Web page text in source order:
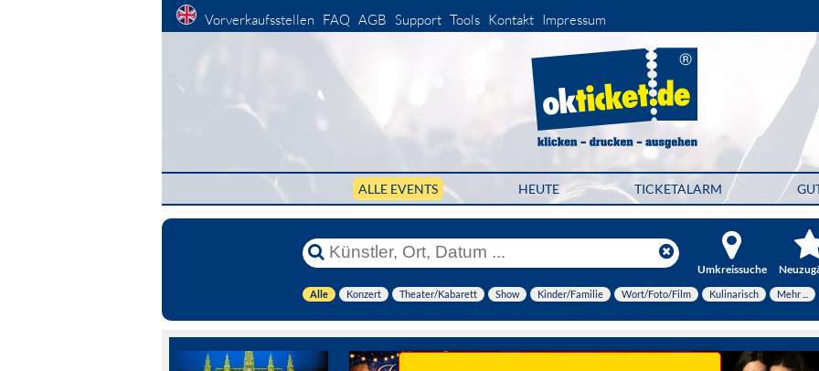
Vorverkaufsstellen FAQ AGB Support Tools Kontakt Impressum
ALLE EVENTS HEUTE TICKETALARM
Umkreissuche
Alle Konzert Theater/Kabarett Show Kinder/Familie Wort/Foto/Film Kulinarisch Mehr ...